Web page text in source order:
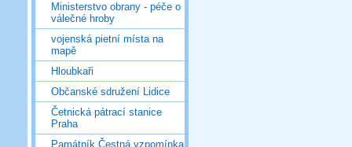
Ministerstvo obrany - péče o
válečné hroby
vojenská pietní místa na
mapě
Hloubkaři
Občanské sdružení Lidice
Četnická pátrací stanice
Praha
Památník Čestná vzpomínka